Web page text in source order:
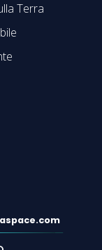
Terra